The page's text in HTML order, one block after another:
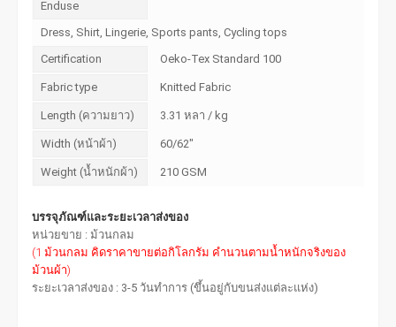
Enduse
Dress, Shirt, Lingerie, Sports pants, Cycling tops
Certification
Oeko-Tex Standard 100
Fabric type Knitted Fabric
Length (ความยาว) 3.31 หลา / kg
Width (หน้าผ้า) 60/62"
Weight (น้ำหนักผ้า) 210 GSM
บรรจุภัณฑ์และระยะเวลาส่งของ
หน่วยขาย : ม้วนกลม
(1 ม้วนกลม คิดราคาขายต่อกิโลกรัม คำนวนตามน้ำหนักจริงของ
ม้วนผ้า)
ระยะเวลาส่งของ : 3-5 วันทำการ (ขึ้นอยู่กับขนส่งแต่ละแห่ง)